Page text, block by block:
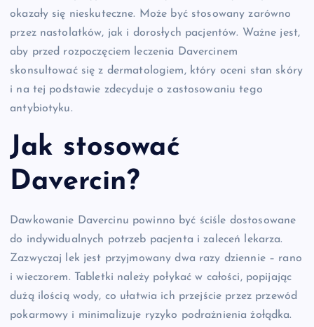
okazały się nieskuteczne. Może być stosowany zarówno
przez nastolatków, jak i dorosłych pacjentów. Ważne jest,
aby przed rozpoczęciem leczenia Davercinem
skonsultować się z dermatologiem, który oceni stan skóry
i na tej podstawie zdecyduje o zastosowaniu tego
antybiotyku.
Jak stosować
Davercin?
Dawkowanie Davercinu powinno być ściśle dostosowane
do indywidualnych potrzeb pacjenta i zaleceń lekarza.
Zazwyczaj lek jest przyjmowany dwa razy dziennie – rano
i wieczorem. Tabletki należy połykać w całości, popijając
dużą ilością wody, co ułatwia ich przejście przez przewód
pokarmowy i minimalizuje ryzyko podrażnienia żołądka.